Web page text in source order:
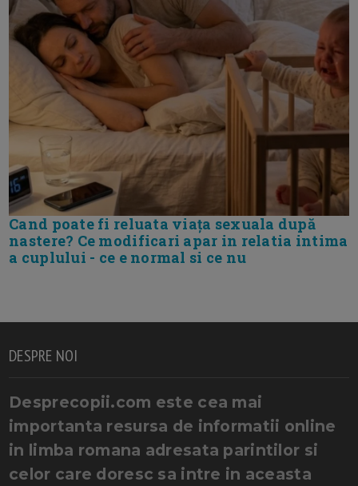
Cand poate fi reluata viața sexuala după
nastere? Ce modificari apar in relatia intima
a cuplului - ce e normal si ce nu
DESPRE NOI
Desprecopii.com este cea mai
importanta resursa de informatii online
in limba romana adresata parintilor si
celor care doresc sa intre in aceasta